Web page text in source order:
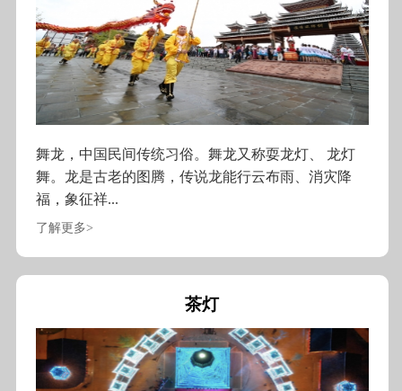
舞龙，中国民间传统习俗。舞龙又称耍龙灯、 龙灯
舞。龙是古老的图腾，传说龙能行云布雨、消灾降
福，象征祥...
了解更多>
茶灯